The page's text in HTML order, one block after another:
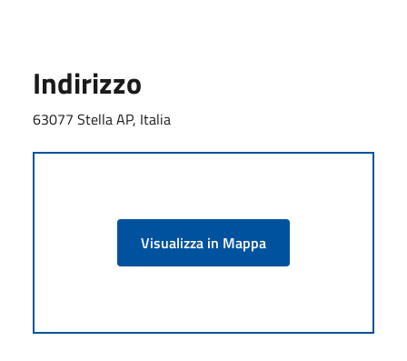
Indirizzo
63077 Stella AP, Italia
Visualizza in Mappa